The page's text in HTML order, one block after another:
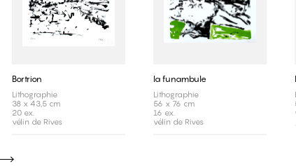
Bortrion
Lithographie
38 x 43,5 cm
20 ex.
vélin de Rives
la funambule
Lithographie
56 x 76 cm
16 ex.
vélin de Rives